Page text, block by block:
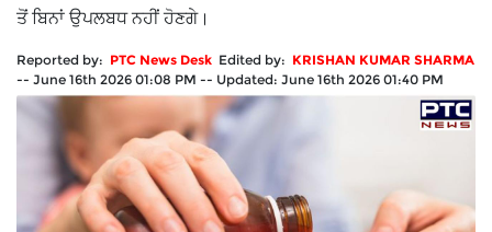
ਤੋਂ ਬਿਨਾਂ ਉਪਲਬਧ ਨਹੀਂ ਹੋਣਗੇ।
Reported by: PTC News Desk Edited by: KRISHAN KUMAR SHARMA
-- June 16th 2026 01:08 PM -- Updated: June 16th 2026 01:40 PM